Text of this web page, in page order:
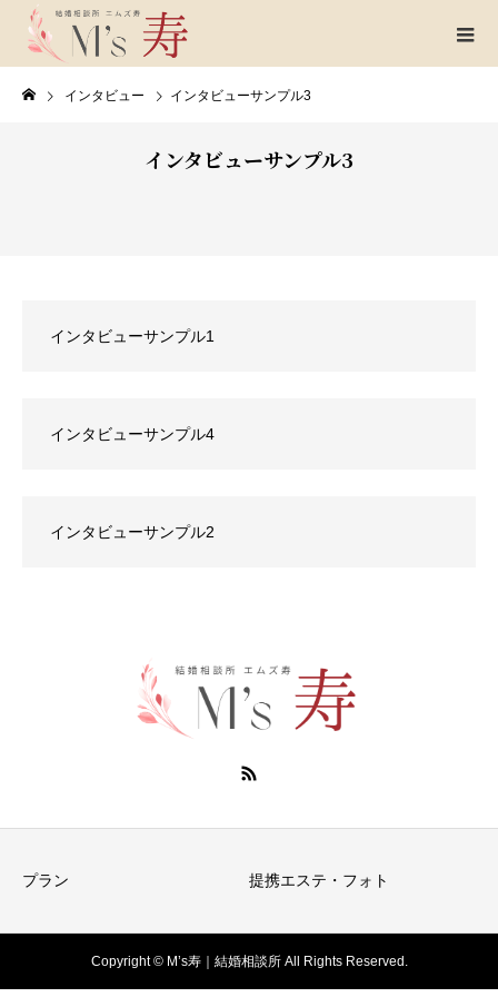
インタビュー インタビューサンプル3
インタビューサンプル3
インタビューサンプル1
インタビューサンプル4
インタビューサンプル2
プラン 提携エステ・フォト
Copyright © M’s寿｜結婚相談所 All Rights Reserved.